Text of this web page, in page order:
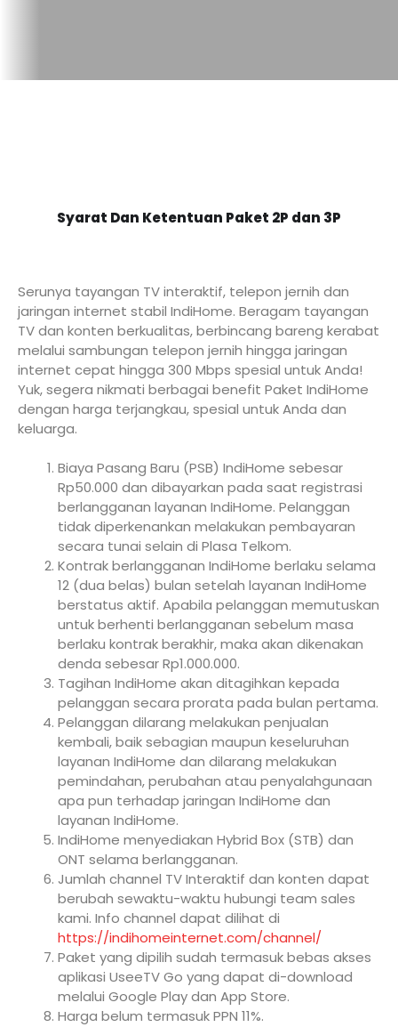
Syarat Dan Ketentuan Paket 2P dan 3P
Serunya tayangan TV interaktif, telepon jernih dan
jaringan internet stabil IndiHome. Beragam tayangan
TV dan konten berkualitas, berbincang bareng kerabat
melalui sambungan telepon jernih hingga jaringan
internet cepat hingga 300 Mbps spesial untuk Anda!
Yuk, segera nikmati berbagai benefit Paket IndiHome
dengan harga terjangkau, spesial untuk Anda dan
keluarga.
Biaya Pasang Baru (PSB) IndiHome sebesar
Rp50.000 dan dibayarkan pada saat registrasi
berlangganan layanan IndiHome. Pelanggan
tidak diperkenankan melakukan pembayaran
secara tunai selain di Plasa Telkom.
Kontrak berlangganan IndiHome berlaku selama
12 (dua belas) bulan setelah layanan IndiHome
berstatus aktif. Apabila pelanggan memutuskan
untuk berhenti berlangganan sebelum masa
berlaku kontrak berakhir, maka akan dikenakan
denda sebesar Rp1.000.000.
Tagihan IndiHome akan ditagihkan kepada
pelanggan secara prorata pada bulan pertama.
Pelanggan dilarang melakukan penjualan
kembali, baik sebagian maupun keseluruhan
layanan IndiHome dan dilarang melakukan
pemindahan, perubahan atau penyalahgunaan
apa pun terhadap jaringan IndiHome dan
layanan IndiHome.
IndiHome menyediakan Hybrid Box (STB) dan
ONT selama berlangganan.
Jumlah channel TV Interaktif dan konten dapat
berubah sewaktu-waktu hubungi team sales
kami. Info channel dapat dilihat di
https://indihomeinternet.com/channel/
Paket yang dipilih sudah termasuk bebas akses
aplikasi UseeTV Go yang dapat di-download
melalui Google Play dan App Store.
Harga belum termasuk PPN 11%.